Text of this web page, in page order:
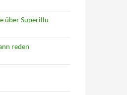
über Superillu
reden